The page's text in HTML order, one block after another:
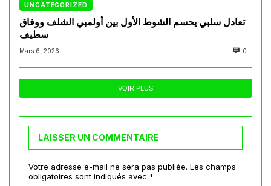
UNCATEGORIZED
تعادل سلبي يحسم الشوط الأول بين أولمبي الشلف ووفاق
سطيف
Mars 6, 2026 0
VOIR PLUS
LAISSER UN COMMENTAIRE
Votre adresse e-mail ne sera pas publiée. Les champs
obligatoires sont indiqués avec *